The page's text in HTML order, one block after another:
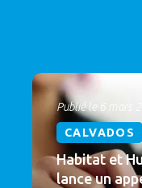
Publié le 6 mars
CALVADOS
Habitat et
lance un